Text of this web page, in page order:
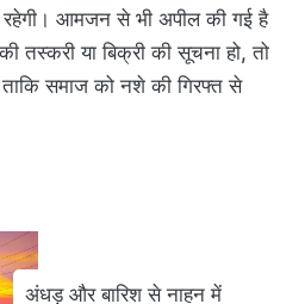
रहेगी। आमजन से भी अपील की गई है
तस्करी या बिक्री की सूचना हो, तो
समाज को नशे की गिरफ्त से
अंधड़ और बारिश से नाहन में